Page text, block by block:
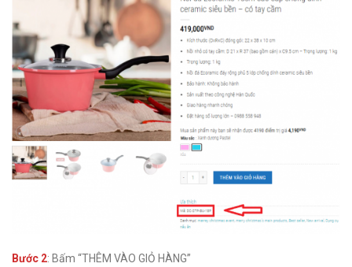
Bước 2: Bấm “THÊM VÀO GIỎ HÀNG”